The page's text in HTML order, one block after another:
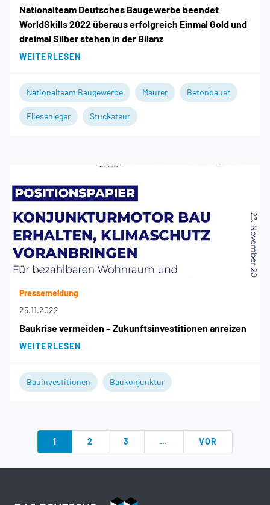
Nationalteam Deutsches Baugewerbe beendet
WorldSkills 2022 überaus erfolgreich Einmal Gold und
dreimal Silber stehen in der Bilanz
WEITERLESEN
Nationalteam Baugewerbe Maurer Betonbauer
Fliesenleger Stuckateur
Pressemeldung
25.11.2022
Baukrise vermeiden – Zukunftsinvestitionen anreizen
WEITERLESEN
Bauinvestitionen Baukonjunktur
1 2 3 … VOR